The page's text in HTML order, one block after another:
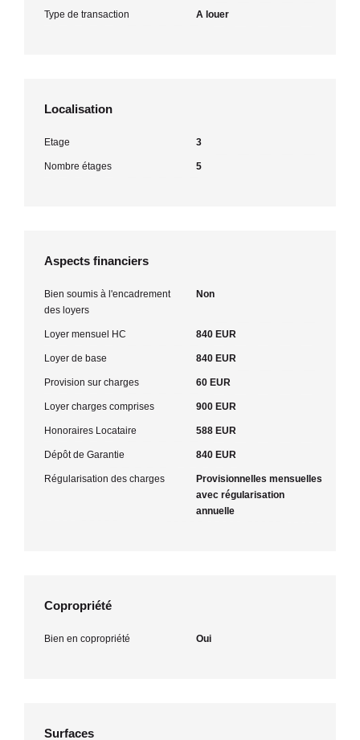
Type de transaction A louer
Localisation
Etage 3
Nombre étages 5
Aspects financiers
Bien soumis à l'encadrement
des loyers
Non
Loyer mensuel HC 840 EUR
Loyer de base 840 EUR
Provision sur charges 60 EUR
Loyer charges comprises 900 EUR
Honoraires Locataire 588 EUR
Dépôt de Garantie 840 EUR
Régularisation des charges
Provisionnelles mensuelles
avec régularisation
annuelle
Copropriété
Bien en copropriété Oui
Surfaces